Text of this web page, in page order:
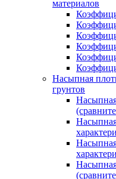
материалов
Насыпная
грунтов